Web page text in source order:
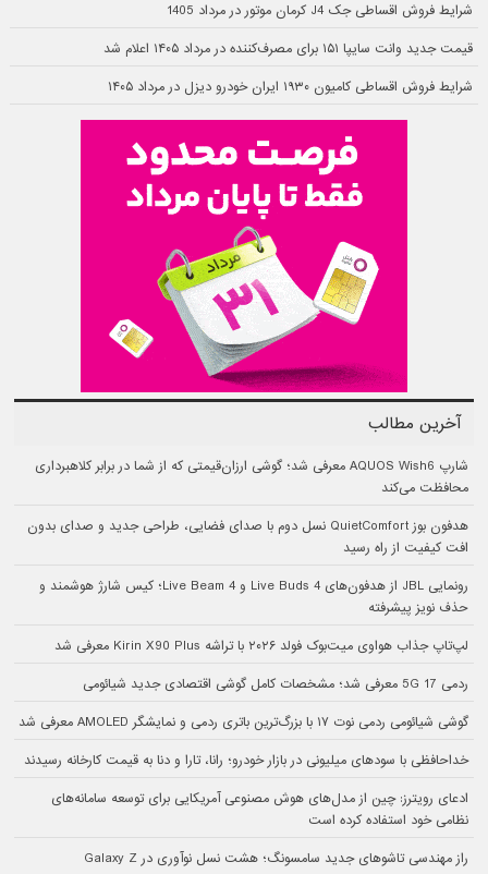
شرایط فروش اقساطی جک J4 کرمان موتور در مرداد 1405
قیمت جدید وانت سایپا ۱۵۱ برای مصرف‌کننده در مرداد ۱۴۰۵ اعلام شد
شرایط فروش اقساطی کامیون ۱۹۳۰ ایران خودرو دیزل در مرداد ۱۴۰۵
آخرین مطالب
شارپ AQUOS Wish6 معرفی شد؛ گوشی ارزان‌قیمتی که از شما در برابر کلاهبرداری
محافظت می‌کند
هدفون بوز QuietComfort نسل دوم با صدای فضایی، طراحی جدید و صدای بدون
افت کیفیت از راه رسید
رونمایی JBL از هدفون‌های Live Buds 4 و Live Beam 4؛ کیس شارژ هوشمند و
حذف نویز پیشرفته
لپ‌تاپ جذاب هواوی میت‌بوک فولد ۲۰۲۶ با تراشه Kirin X90 Plus معرفی شد
ردمی 17 5G معرفی شد؛ مشخصات کامل گوشی اقتصادی جدید شیائومی
گوشی شیائومی ردمی نوت ۱۷ با بزرگ‌ترین باتری ردمی و نمایشگر AMOLED معرفی شد
خداحافظی با سودهای میلیونی در بازار خودرو؛ رانا، تارا و دنا به قیمت کارخانه رسیدند
ادعای رویترز: چین از مدل‌های هوش مصنوعی آمریکایی برای توسعه سامانه‌های
نظامی خود استفاده کرده است
راز مهندسی تاشوهای جدید سامسونگ؛ هشت نسل نوآوری در Galaxy Z